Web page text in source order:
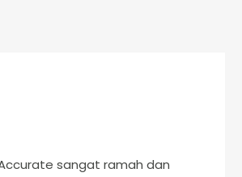
sangat ramah dan